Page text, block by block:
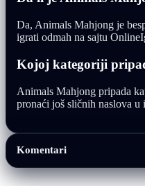
Da, Animals Mahjong je
igrati odmah na sajtu
Kojoj kategoriji
Animals Mahjong pripada
pronaći još sličnih naslova u
Komentari